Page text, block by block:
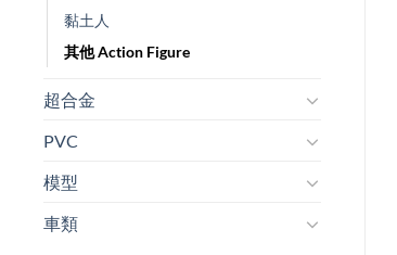
黏土人
其他 Action Figure
超合金
PVC
模型
車類